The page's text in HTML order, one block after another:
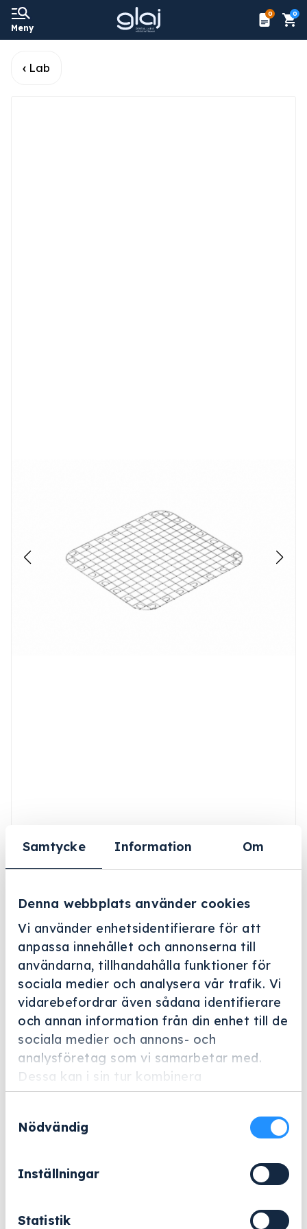
Samtycke Information Om
Denna webbplats använder cookies
Vi använder enhetsidentifierare för att
anpassa innehållet och annonserna till
användarna, tillhandahålla funktioner för
sociala medier och analysera vår trafik. Vi
vidarebefordrar även sådana identifierare
och annan information från din enhet till de
sociala medier och annons- och
analysföretag som vi samarbetar med.
Dessa kan i sin tur kombinera
informationen med annan information som
samlat in när du har använt deras tjänster.
Nödvändig
Inställningar
Statistik
Meny
0 0
Lab
Helskärm
Miele Professional
A 811/1
Reservnät för utbyte av nätet i A 810/1